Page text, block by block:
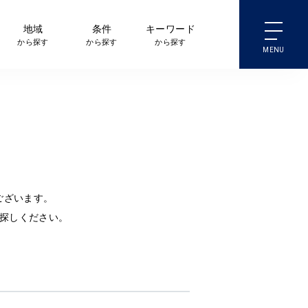
地域
から探す
条件
から探す
キーワード
から探す
います。
しください。